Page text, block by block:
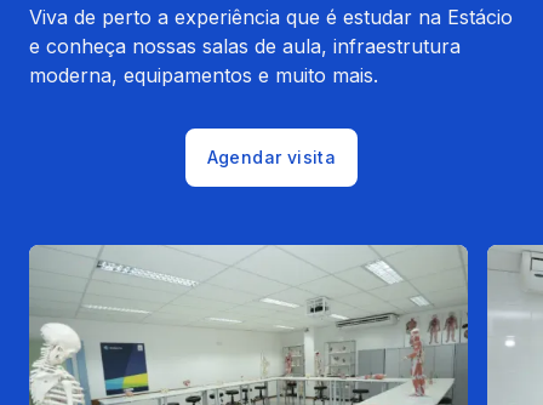
Viva de perto a experiência que é estudar na Estácio
e conheça nossas salas de aula, infraestrutura
moderna, equipamentos e muito mais.
Agendar visita